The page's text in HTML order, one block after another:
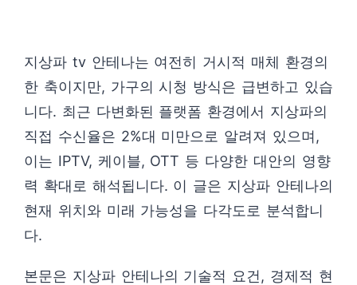
지상파 tv 안테나는 여전히 거시적 매체 환경의
한 축이지만, 가구의 시청 방식은 급변하고 있습
니다. 최근 다변화된 플랫폼 환경에서 지상파의
직접 수신율은 2%대 미만으로 알려져 있으며,
이는 IPTV, 케이블, OTT 등 다양한 대안의 영향
력 확대로 해석됩니다. 이 글은 지상파 안테나의
현재 위치와 미래 가능성을 다각도로 분석합니
다.
본문은 지상파 안테나의 기술적 요건, 경제적 현